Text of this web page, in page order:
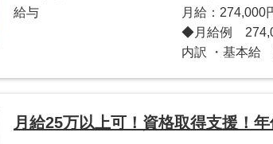
給与
月給：274,000
◆月給例
内訳 ・基本給
月給25万以上可！資格取得支援！